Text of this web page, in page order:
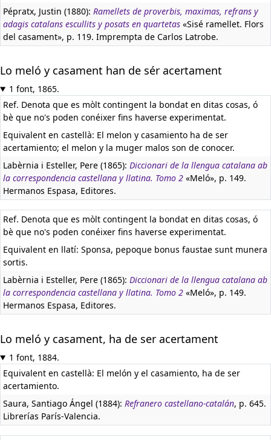
Pépratx, Justin (1880): Ramellets de proverbis, maximas, refrans y
adagis catalans escullits y posats en quartetas «Sisé ramellet. Flors
del casament», p. 119. Imprempta de Carlos Latrobe.
Lo meló y casament han de sér acertament
1 font, 1865.
Ref. Denota que es mòlt contingent la bondat en ditas cosas, ó
bè que no's poden conéixer fins haverse experimentat.
Equivalent en castellà: El melon y casamiento ha de ser
acertamiento; el melon y la muger malos son de conocer.
Labèrnia i Esteller, Pere (1865): Diccionari de la llengua catalana ab
la correspondencia castellana y llatina. Tomo 2 «Meló», p. 149.
Hermanos Espasa, Editores.
Ref. Denota que es mòlt contingent la bondat en ditas cosas, ó
bè que no's poden conéixer fins haverse experimentat.
Equivalent en llatí: Sponsa, pepoque bonus faustae sunt munera
sortis.
Labèrnia i Esteller, Pere (1865): Diccionari de la llengua catalana ab
la correspondencia castellana y llatina. Tomo 2 «Meló», p. 149.
Hermanos Espasa, Editores.
Lo meló y casament, ha de ser acertament
1 font, 1884.
Equivalent en castellà: El melón y el casamiento, ha de ser
acertamiento.
Saura, Santiago Ángel (1884): Refranero castellano-catalán, p. 645.
Librerías París-Valencia.